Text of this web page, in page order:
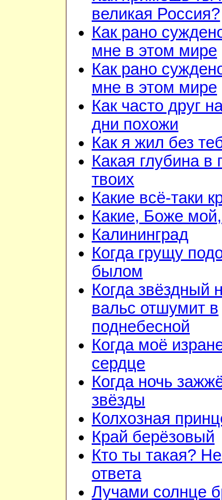
великая Россия?
Как рано
мне в этом мире
Как рано
мне в этом мире
Как часто друг
дни похожи
Как я жил без
Какая глубина в
твоих
Какие всё-таки
Какие, Боже
Калининград
Когда грущу
былом
Когда звёздный
вальс отшумит в
поднебесной
Когда моё
сердце
Когда ночь
звёзды
Колхозная
Край берёзовый
Кто ты такая?
ответа
Лучами солнце